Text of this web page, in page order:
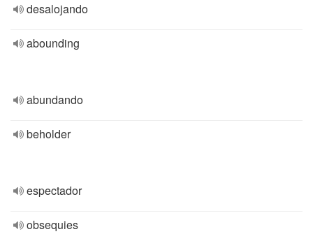
desalojando
abounding
abundando
beholder
espectador
obsequies